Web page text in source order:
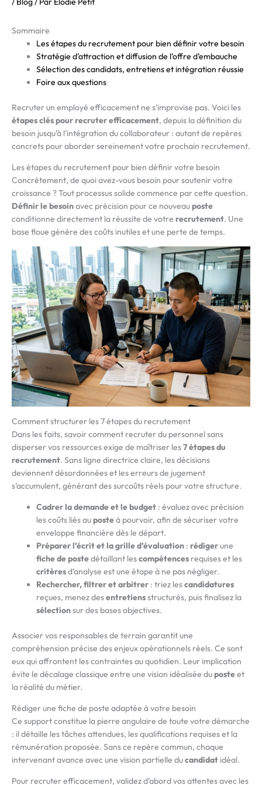
Sommaire
Les étapes du recrutement pour bien définir votre besoin
Stratégie d’attraction et diffusion de l’offre d’embauche
Sélection des candidats, entretiens et intégration réussie
Foire aux questions
Recruter un employé efficacement ne s’improvise pas. Voici les
étapes clés pour recruter efficacement, depuis la définition du
besoin jusqu’à l’intégration du collaborateur : autant de repères
concrets pour aborder sereinement votre prochain recrutement.
Les étapes du recrutement pour bien définir votre besoin
Concrètement, de quoi avez-vous besoin pour soutenir votre
croissance ? Tout processus solide commence par cette question.
Définir le besoinavec précision pour ce nouveauposte
conditionne directement la réussite de votre recrutement. Une
base floue génère des coûts inutiles et une perte de temps.
Comment structurer les 7 étapes du recrutement
Dans les faits, savoir comment recruter du personnel sans
disperser vos ressources exige de maîtriser les7 étapes du
recrutement. Sans ligne directrice claire, les décisions
deviennent désordonnées et les erreurs de jugement
s’accumulent, générant des surcoûts réels pour votre structure.
Cadrer la demande et le budget : évaluez avec précision
les coûts liés auposteà pourvoir, afin de sécuriser votre
enveloppe financière dès le départ.
Préparer l’écrit et la grille d’évaluation : rédigerune
fiche de postedétaillant lescompétences requises et les
critèresd’analyse est une étape à ne pas négliger.
Rechercher, filtrer et arbitrer : triez lescandidatures
reçues, menez desentretiensstructurés, puis finalisez la
sélectionsur des bases objectives.
Associer vos responsables de terrain garantit une
compréhension précise des enjeux opérationnels réels. Ce sont
eux qui affrontent les contraintes au quotidien. Leur implication
évite le décalage classique entre une vision idéalisée duposteet
la réalité du métier.
Rédiger une fiche de poste adaptée à votre besoin
Ce support constitue la pierre angulaire de toute votre démarche
: il détaille les tâches attendues, les qualifications requises et la
rémunération proposée. Sans ce repère commun, chaque
intervenant avance avec une vision partielle ducandidat idéal.
Pour recruter efficacement, validez d’abord vos attentes avec les